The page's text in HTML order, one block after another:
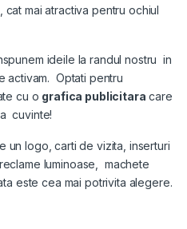
mai atractiva pentru ochiul
ideile la randul nostru in
activam. Optati pentru
cu o grafica publicitara care
cuvinte!
un logo, carti de vizita, inserturi
luminoase, machete
este cea mai potrivita alegere.